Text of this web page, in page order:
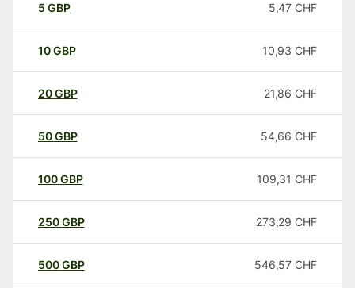
5 GBP 5,47 CHF
10GBP 10,93 CHF
20GBP 21,86 CHF
50GBP 54,66 CHF
100GBP 109,31 CHF
250GBP 273,29 CHF
500GBP 546,57 CHF